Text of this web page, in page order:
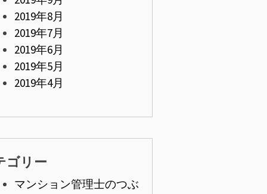
2019年8月
2019年7月
2019年6月
2019年5月
2019年4月
ゴリー
マンション管理士のつぶ